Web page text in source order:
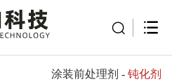
涂装前处理剂 - 钝化剂